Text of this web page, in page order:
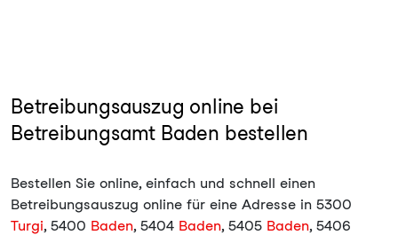
Betreibungsauszug online bei
Betreibungsamt Baden bestellen
Bestellen Sie online, einfach und schnell einen
Betreibungsauszug online für eine Adresse in 5300
Turgi, 5400 Baden, 5404 Baden, 5405 Baden, 5406